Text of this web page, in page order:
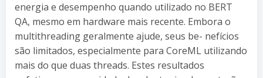
energia e desempenho quando utilizado no BERT
QA, mesmo em hardware mais recente. Embora o
multithreading geralmente ajude, seus be- nefícios
são limitados, especialmente para CoreML utilizando
mais do que duas threads. Estes resultados